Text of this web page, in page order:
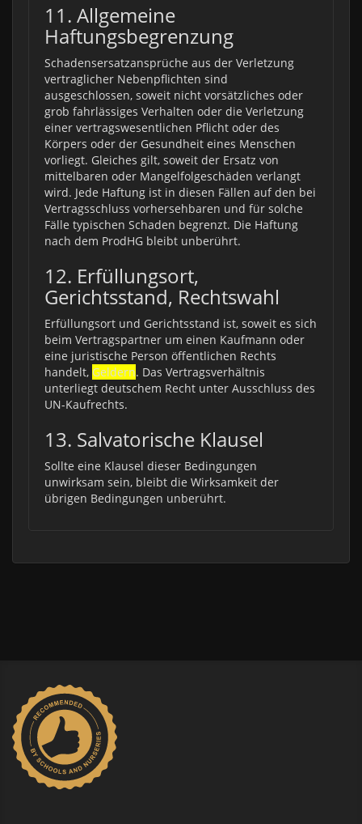
11. Allgemeine
Haftungsbegrenzung
Schadensersatzansprüche aus der Verletzung
vertraglicher Nebenpflichten sind
ausgeschlossen, soweit nicht vorsätzliches oder
grob fahrlässiges Verhalten oder die Verletzung
einer vertragswesentlichen Pflicht oder des
Körpers oder der Gesundheit eines Menschen
vorliegt. Gleiches gilt, soweit der Ersatz von
mittelbaren oder Mangelfolgeschäden verlangt
wird. Jede Haftung ist in diesen Fällen auf den bei
Vertragsschluss vorhersehbaren und für solche
Fälle typischen Schaden begrenzt. Die Haftung
nach dem ProdHG bleibt unberührt.
12. Erfüllungsort,
Gerichtsstand, Rechtswahl
Erfüllungsort und Gerichtsstand ist, soweit es sich
beim Vertragspartner um einen Kaufmann oder
eine juristische Person öffentlichen Rechts
handelt, Geldern. Das Vertragsverhältnis
unterliegt deutschem Recht unter Ausschluss des
UN-Kaufrechts.
13. Salvatorische Klausel
Sollte eine Klausel dieser Bedingungen
unwirksam sein, bleibt die Wirksamkeit der
übrigen Bedingungen unberührt.